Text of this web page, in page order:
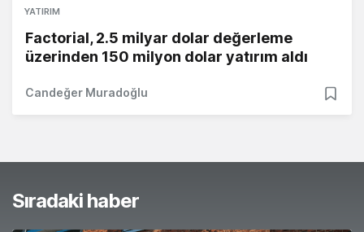
YATIRIM
Factorial, 2.5 milyar dolar değerleme
üzerinden 150 milyon dolar yatırım aldı
Candeğer Muradoğlu
Sıradaki haber